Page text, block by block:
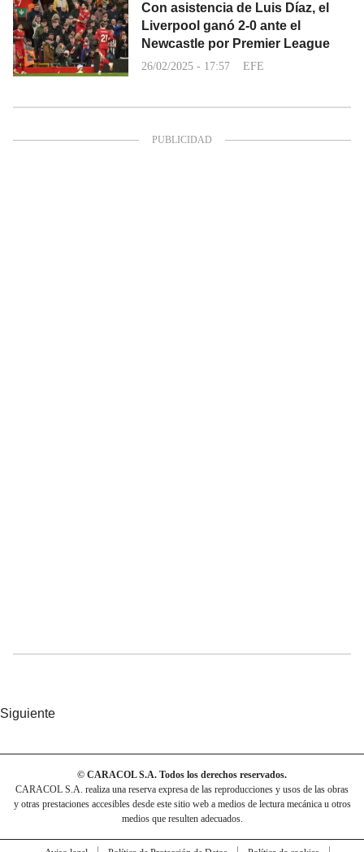
Con asistencia de Luis Díaz, el
Liverpool ganó 2-0 ante el
Newcastle por Premier League
26/02/2025 - 17:57 EFE
Siguiente
© CARACOL S.A. Todos los derechos reservados.
CARACOL S.A. realiza una reserva expresa de las reproducciones y usos de las obras
y otras prestaciones accesibles desde este sitio web a medios de lectura mecánica u otros
medios que resulten adecuados.